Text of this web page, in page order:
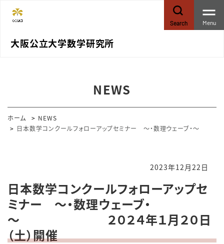
大阪公立大学数学研究所
Search Menu
NEWS
ホーム
NEWS
日本数学コンクールフォローアップセミナー ～・数理ウェーブ・
2023年12月22日
日本数学コンクールフォローアップセ
ミナー ～・数理ウェーブ・
～ ２０２４年１月２０日
（土）開催